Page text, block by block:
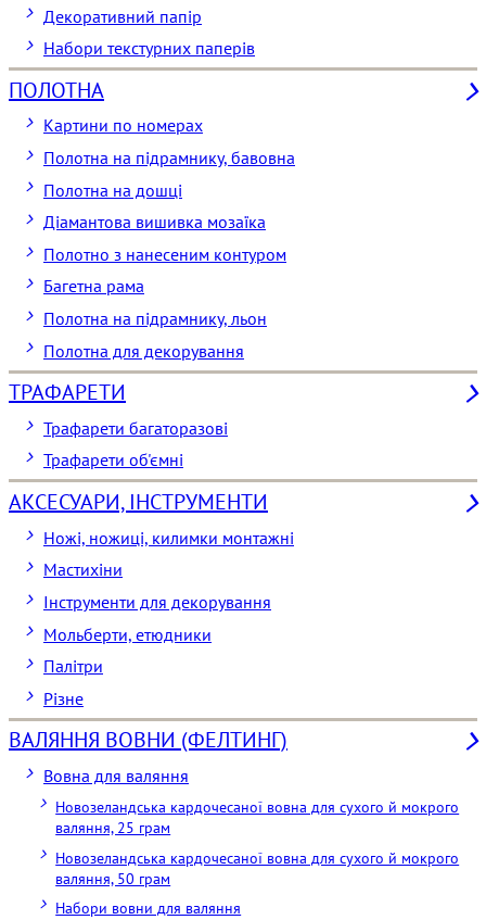
Декоративний папір
Набори текстурних паперів
ПОЛОТНА
Картини по номерах
Полотна на підрамнику, бавовна
Полотна на дошці
Діамантова вишивка мозаїка
Полотно з нанесеним контуром
Багетна рама
Полотна на підрамнику, льон
Полотна для декорування
ТРАФАРЕТИ
Трафарети багаторазові
Трафарети об'ємні
АКСЕСУАРИ, ІНСТРУМЕНТИ
Ножі, ножиці, килимки монтажні
Мастихіни
Інструменти для декорування
Мольберти, етюдники
Палітри
Різне
ВАЛЯННЯ ВОВНИ (ФЕЛТИНГ)
Вовна для валяння
Новозеландська кардочесаної вовна для сухого й мокрого
валяння, 25 грам
Новозеландська кардочесаної вовна для сухого й мокрого
валяння, 50 грам
Набори вовни для валяння